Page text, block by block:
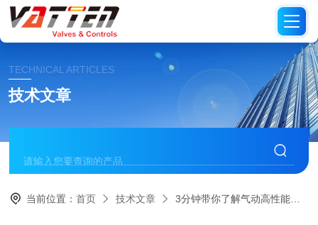
TECHNICAL ARTICLES
技术文章
当前位置：首页 技术文章 3分钟带你了解气动高性能蝶阀的产品特点